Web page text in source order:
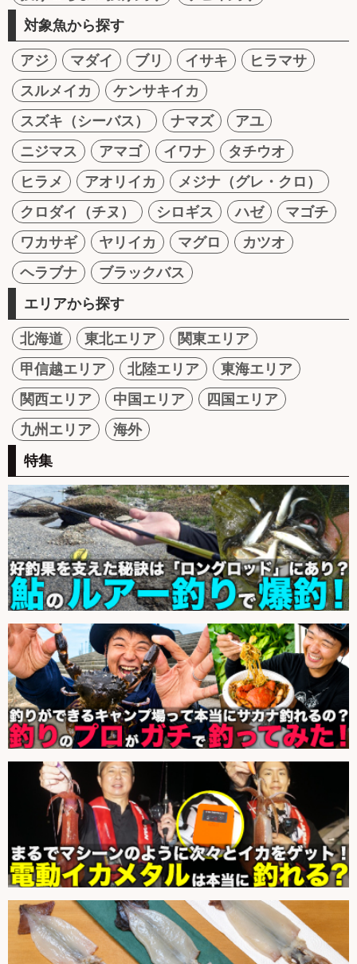
対象魚から探す
アジ マダイ ブリ イサキ
ヒラマサ
スルメイカ
ケンサキイカ
スズキ（シーバス）
ナマズ
アユ
ニジマス
アマゴ イワナ
タチウオ
ヒラメ
アオリイカ
メジナ（グレ・クロ）
クロダイ（チヌ）
シロギス ハゼ
マゴチ
ワカサギ
ヤリイカ マグロ
カツオ
ヘラブナ
ブラックバス
エリアから探す
北海道 東北エリア
関東エリア
甲信越エリア
北陸エリア
東海エリア
関西エリア
中国エリア
四国エリア
九州エリア
海外
特集